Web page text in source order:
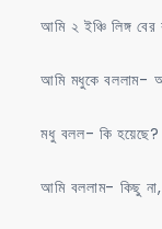
আমি ২ ইঞ্চি লিঙ্গ
আমি মধুকে বললাম-
মধু বলল- কি হয়েছে?
আমি বললাম- কিছু